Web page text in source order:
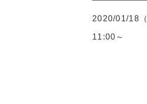
2020/01/18（
11:00～